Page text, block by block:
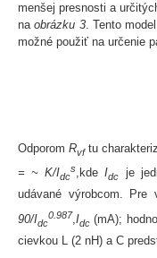
menšej presnosti a
naobrázku 3. Tento
možné použiť na určenie
OdporomRvf tu
= ~ K/Idc
s,kdeIdc je
udávané výrobcom.
90/Idc
0.987,Idc (mA);
cievkou L (2 nH) a C